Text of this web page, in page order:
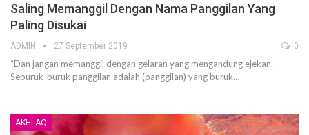
Saling Memanggil Dengan Nama Panggilan Yang
Paling Disukai
ADMIN 27 September 2019 0
“Dan jangan memanggil dengan gelaran yang mengandung ejekan.
Seburuk-buruk panggilan adalah (panggilan) yang buruk…
AKHLAQ